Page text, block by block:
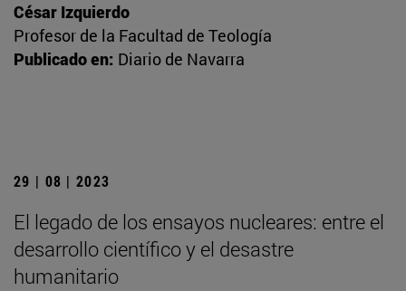
César Izquierdo
Profesor de la Facultad de Teología
Publicado en: Diario de Navarra
29 | 08 | 2023
El legado de los ensayos nucleares: entre el
desarrollo científico y el desastre
humanitario